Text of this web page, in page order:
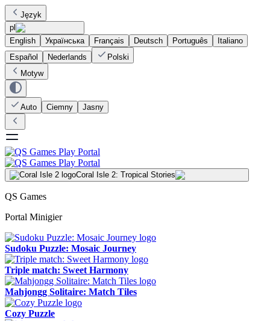
Język
pl
English
Українська Français Deutsch Português
Italiano
Español
Nederlands
Polski
Motyw
Auto Ciemny Jasny
Coral Isle 2: Tropical Stories
QS Games
Portal Minigier
Sudoku Puzzle: Mosaic Journey
Triple match: Sweet Harmony
Mahjongg Solitaire: Match Tiles
Cozy Puzzle